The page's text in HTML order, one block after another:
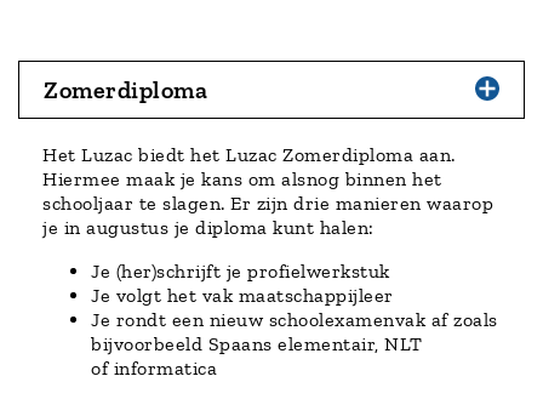
Zomerdiploma
Het Luzac biedt het Luzac Zomerdiploma aan.
Hiermee maak je kans om alsnog binnen het
schooljaar te slagen. Er zijn drie manieren waarop
je in augustus je diploma kunt halen:
Je (her)schrijft je profielwerkstuk
Je volgt het vak maatschappijleer
Je rondt een nieuw schoolexamenvak af zoals
bijvoorbeeld Spaans elementair, NLT
of informatica